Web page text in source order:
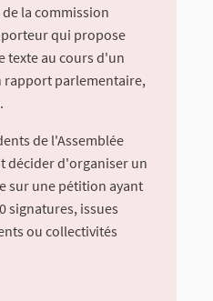
la commission
qui propose
texte au cours d'un
parlementaire,
de l'Assemblée
décider d'organiser un
sur une pétition ayant
signatures, issues
ou collectivités